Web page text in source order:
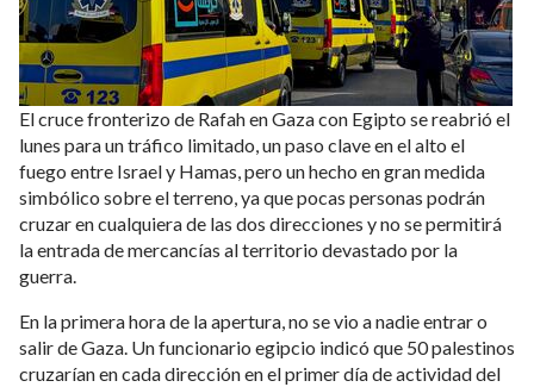
El cruce fronterizo de Rafah en Gaza con Egipto se reabrió el
lunes para un tráfico limitado, un paso clave en el alto el
fuego entre Israel y Hamas, pero un hecho en gran medida
simbólico sobre el terreno, ya que pocas personas podrán
cruzar en cualquiera de las dos direcciones y no se permitirá
la entrada de mercancías al territorio devastado por la
guerra.
En la primera hora de la apertura, no se vio a nadie entrar o
salir de Gaza. Un funcionario egipcio indicó que 50 palestinos
cruzarían en cada dirección en el primer día de actividad del